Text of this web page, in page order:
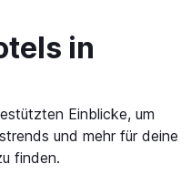
in
Einblicke, um
und mehr für deine
finden.